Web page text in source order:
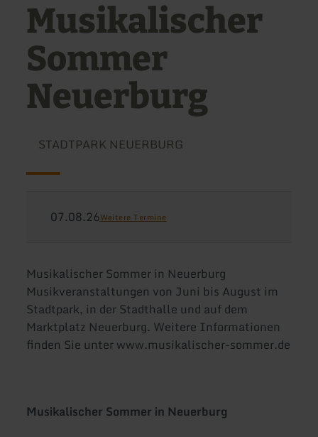
Musikalischer
Sommer
Neuerburg
STADTPARK NEUERBURG
07.08.26Weitere Termine
Musikalischer Sommer in Neuerburg
Musikveranstaltungen von Juni bis August im
Stadtpark, in der Stadthalle und auf dem
Marktplatz Neuerburg. Weitere Informationen
finden Sie unter www.musikalischer-sommer.de
Musikalischer Sommer in Neuerburg